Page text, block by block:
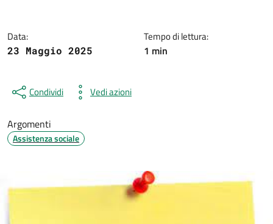
Data:
23 Maggio 2025
Tempo di lettura:
1 min
Condividi Vedi azioni
Argomenti
Assistenza sociale